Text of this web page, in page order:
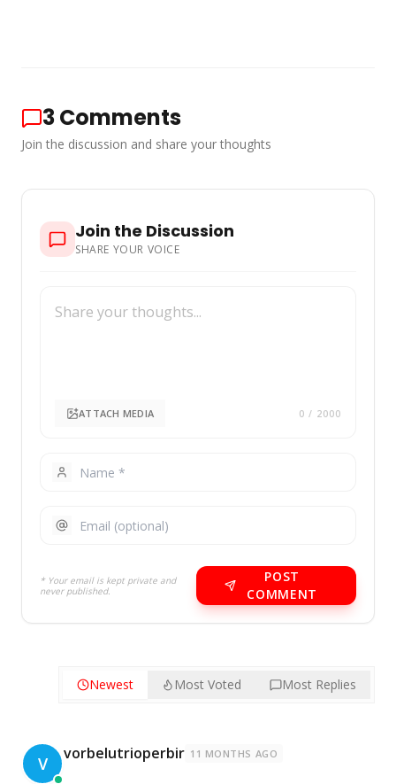
3Comments
Join the discussion and share your thoughts
Join the Discussion
SHARE YOUR VOICE
ATTACH MEDIA 0 / 2000
* Your email is kept private and
never published.
POST
COMMENT
Newest Most Voted Most Replies
V vorbelutrioperbir 11 MONTHS AGO